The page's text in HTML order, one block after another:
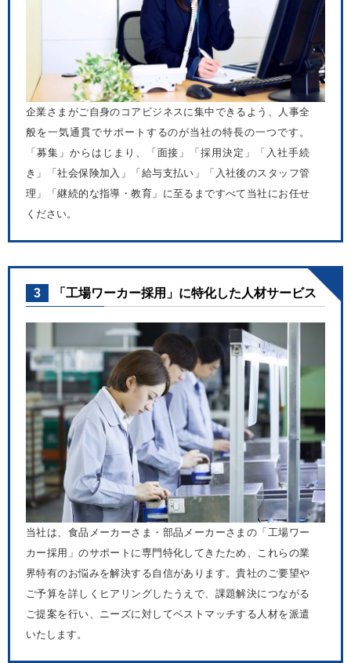
企業さまがご自身のコアビジネスに集中できるよう、人事全
般を一気通貫でサポートするのが当社の特長の一つです。
「募集」からはじまり、「面接」「採用決定」「入社手続
き」「社会保険加入」「給与支払い」「入社後のスタッフ管
理」「継続的な指導・教育」に至るまですべて当社にお任せ
ください。
3 「工場ワーカー採用」に特化した人材サービス
当社は、食品メーカーさま・部品メーカーさまの「工場ワー
カー採用」のサポートに専門特化してきたため、これらの業
界特有のお悩みを解決する自信があります。貴社のご要望や
ご予算を詳しくヒアリングしたうえで、課題解決につながる
ご提案を行い、ニーズに対してベストマッチする人材を派遣
いたします。